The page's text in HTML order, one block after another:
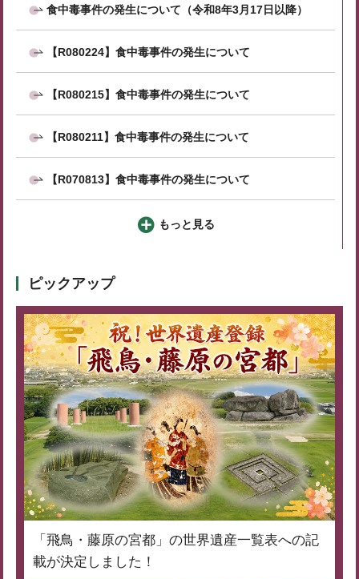
食中毒事件の発生について（令和8年3月17日以降）
【R080224】食中毒事件の発生について
【R080215】食中毒事件の発生について
【R080211】食中毒事件の発生について
【R070813】食中毒事件の発生について
もっと見る
ピックアップ
「飛鳥・藤原の宮都」の世界遺産一覧表への記
載が決定しました！